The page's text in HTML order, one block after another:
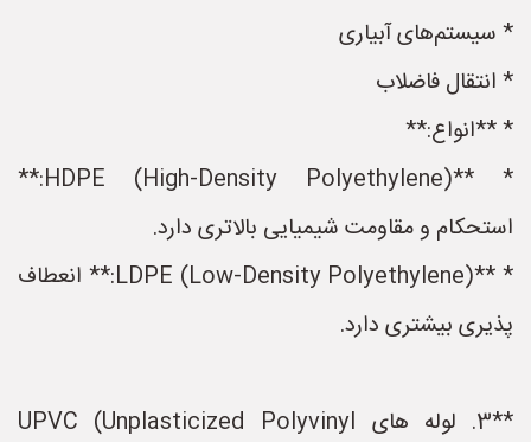
* سیستم‌های آبیاری
* انتقال فاضلاب
* **انواع:**
* **HDPE (High-Density Polyethylene):**
استحکام و مقاومت شیمیایی بالاتری دارد.
* **LDPE (Low-Density Polyethylene):** انعطاف
پذیری بیشتری دارد.
**3. لوله های UPVC (Unplasticized Polyvinyl